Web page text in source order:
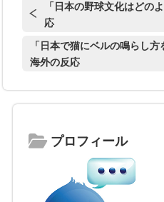
「日本の野球文化はどの
応
「日本で猫にベルの鳴らし方
海外の反応
プロフィール